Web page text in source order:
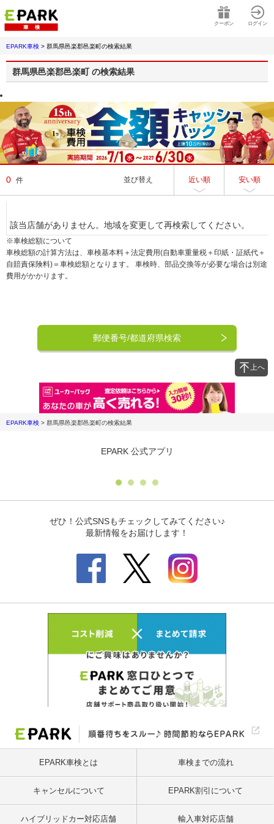
クーポン ログイン
EPARK車検 > 群馬県邑楽郡邑楽町の検索結果
群馬県邑楽郡邑楽町の検索結果
0 件 並び替え 近い順 安い順
該当店舗がありません。地域を変更して再検索してください。
※車検総額について
車検総額の計算方法は、車検基本料＋法定費用(自動車重量税＋印紙・証紙代＋
自賠責保険料)＝車検総額となります。 車検時、部品交換等が必要な場合は別途
費用がかかります。
郵便番号/都道府県検索
上へ
EPARK車検 > 群馬県邑楽郡邑楽町の検索結果
EPARK車検とは 車検までの流れ
キャンセルについて EPARK割引について
ハイブリッドカー対応店舗 輸入車対応店舗